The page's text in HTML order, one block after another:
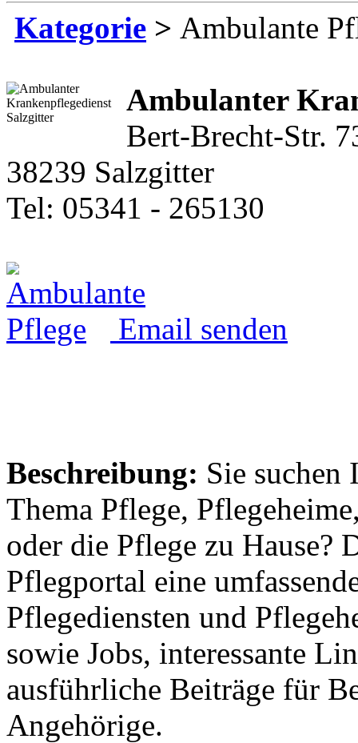
Kategorie > Ambulante
Ambulanter
Bert-Brecht-Str.
38239 Salzgitter
Tel: 05341 - 265130
Email senden
Beschreibung: Sie suchen
Thema Pflege,
oder die Pflege zu Hause?
Pflegportal eine
Pflegediensten und
sowie Jobs, interessante
ausführliche Beiträge für
Angehörige.